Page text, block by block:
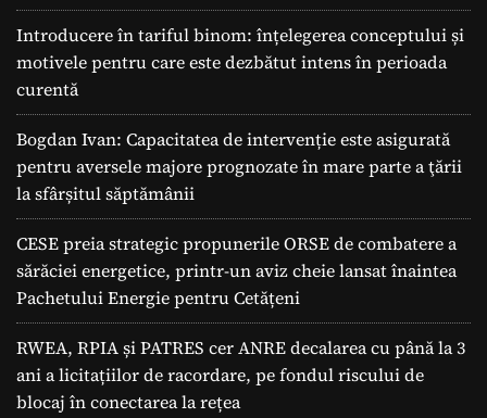
Introducere în tariful binom: înțelegerea conceptului și
motivele pentru care este dezbătut intens în perioada
curentă
Bogdan Ivan: Capacitatea de intervenție este asigurată
pentru aversele majore prognozate în mare parte a ţării
la sfârșitul săptămânii
CESE preia strategic propunerile ORSE de combatere a
sărăciei energetice, printr-un aviz cheie lansat înaintea
Pachetului Energie pentru Cetățeni
RWEA, RPIA și PATRES cer ANRE decalarea cu până la 3
ani a licitațiilor de racordare, pe fondul riscului de
blocaj în conectarea la rețea